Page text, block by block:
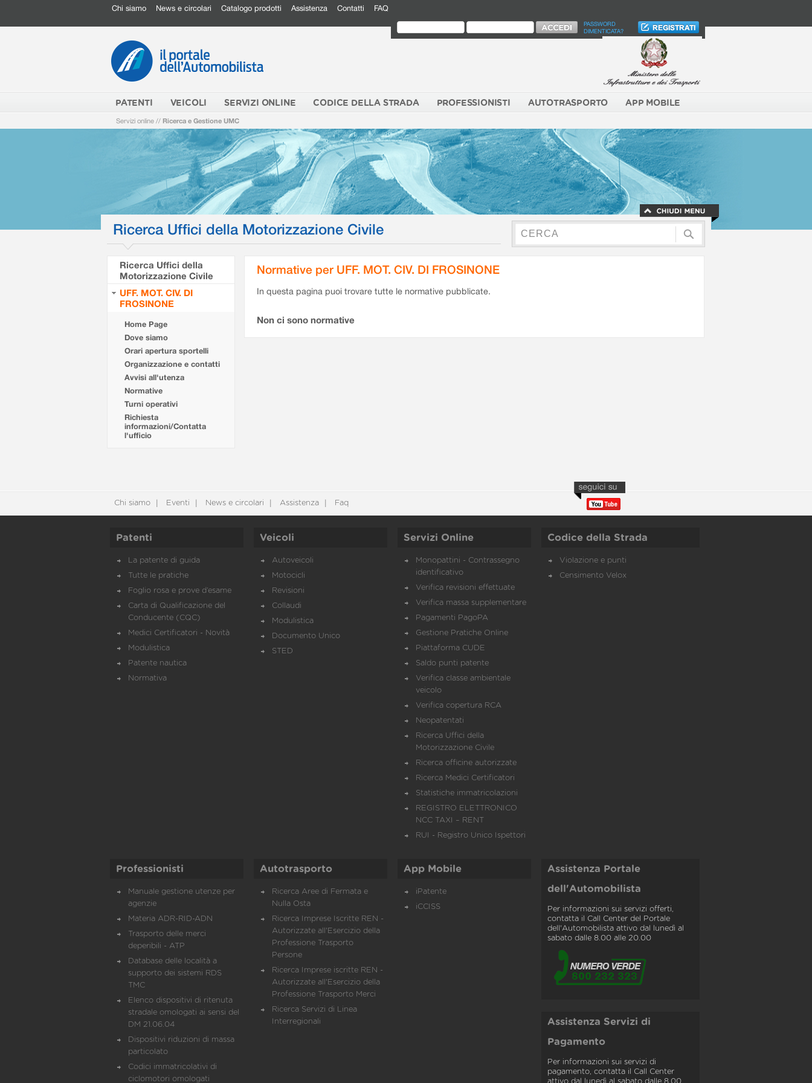
Chi siamo News e circolari Catalogo prodotti Assistenza Contatti FAQ
PASSWORD
DIMENTICATA?
PATENTI VEICOLI SERVIZI ONLINE CODICE DELLA STRADA PROFESSIONISTI AUTOTRASPORTO APP MOBILE
Servizi online // Ricerca e Gestione UMC
Ricerca Uffici della Motorizzazione Civile
Ricerca Uffici della
Motorizzazione Civile
UFF. MOT. CIV. DI
FROSINONE
Home Page
Dove siamo
Orari apertura sportelli
Organizzazione e contatti
Avvisi all'utenza
Normative
Turni operativi
Richiesta
informazioni/Contatta
l'ufficio
Normative per UFF. MOT. CIV. DI FROSINONE
In questa pagina puoi trovare tutte le normative pubblicate.
Non ci sono normative
Chi siamo Eventi News e circolari Assistenza Faq
Patenti
La patente di guida
Tutte le pratiche
Foglio rosa e prove d’esame
Carta di Qualificazione del
Conducente (CQC)
Medici Certificatori - Novità
Modulistica
Patente nautica
Normativa
Veicoli
Autoveicoli
Motocicli
Revisioni
Collaudi
Modulistica
Documento Unico
STED
Servizi Online
Monopattini - Contrassegno
identificativo
Verifica revisioni effettuate
Verifica massa supplementare
Pagamenti PagoPA
Gestione Pratiche Online
Piattaforma CUDE
Saldo punti patente
Verifica classe ambientale
veicolo
Verifica copertura RCA
Neopatentati
Ricerca Uffici della
Motorizzazione Civile
Ricerca officine autorizzate
Ricerca Medici Certificatori
Statistiche immatricolazioni
REGISTRO ELETTRONICO
NCC TAXI – RENT
RUI - Registro Unico Ispettori
Codice della Strada
Violazione e punti
Censimento Velox
Professionisti
Manuale gestione utenze per
agenzie
Materia ADR-RID-ADN
Trasporto delle merci
deperibili - ATP
Database delle località a
supporto dei sistemi RDS
TMC
Elenco dispositivi di ritenuta
stradale omologati ai sensi del
DM 21.06.04
Dispositivi riduzioni di massa
particolato
Codici immatricolativi di
ciclomotori omologati
Autotrasporto
Ricerca Aree di Fermata e
Nulla Osta
Ricerca Imprese Iscritte REN -
Autorizzate all'Esercizio della
Professione Trasporto
Persone
Ricerca Imprese iscritte REN -
Autorizzate all'Esercizio della
Professione Trasporto Merci
Ricerca Servizi di Linea
Interregionali
App Mobile
iPatente
iCCISS
Assistenza Portale
dell'Automobilista
Per informazioni sui servizi offerti,
contatta il Call Center del Portale
dell'Automobilista attivo dal lunedì al
sabato dalle 8.00 alle 20.00
Assistenza Servizi di
Pagamento
Per informazioni sui servizi di
pagamento, contatta il Call Center